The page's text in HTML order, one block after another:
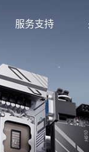
服务支持